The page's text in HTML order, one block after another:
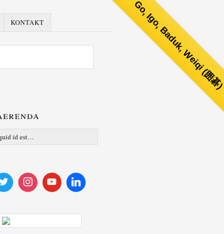
Go, Igo, Baduk, Weiqi
KONTAKT